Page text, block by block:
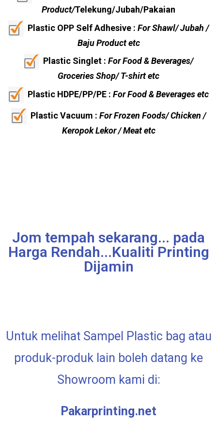
Product/Telekung/Jubah/Pakaian
Plastic OPP Self Adhesive : For Shawl/ Jubah /
Baju Product etc
Plastic Singlet : For Food & Beverages/
Groceries Shop/ T-shirt etc
Plastic HDPE/PP/PE : For Food & Beverages etc
Plastic Vacuum : For Frozen Foods/ Chicken /
Keropok Lekor / Meat etc
Jom tempah sekarang... pada
Harga Rendah...Kualiti Printing
Dijamin
Untuk melihat Sampel Plastic bag atau
produk-produk lain boleh datang ke
Showroom kami di:
Pakarprinting.net